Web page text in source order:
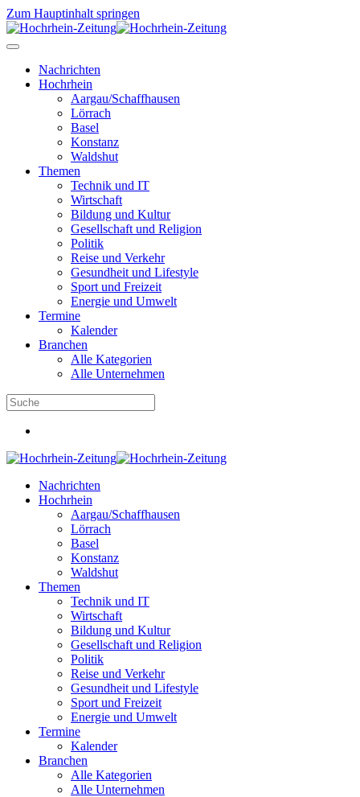
Zum Hauptinhalt springen
Nachrichten
Hochrhein
Aargau/Schaffhausen
Lörrach
Basel
Konstanz
Waldshut
Themen
Technik und IT
Wirtschaft
Bildung und Kultur
Gesellschaft und Religion
Politik
Reise und Verkehr
Gesundheit und Lifestyle
Sport und Freizeit
Energie und Umwelt
Termine
Kalender
Branchen
Alle Kategorien
Alle Unternehmen
Nachrichten
Hochrhein
Aargau/Schaffhausen
Lörrach
Basel
Konstanz
Waldshut
Themen
Technik und IT
Wirtschaft
Bildung und Kultur
Gesellschaft und Religion
Politik
Reise und Verkehr
Gesundheit und Lifestyle
Sport und Freizeit
Energie und Umwelt
Termine
Kalender
Branchen
Alle Kategorien
Alle Unternehmen